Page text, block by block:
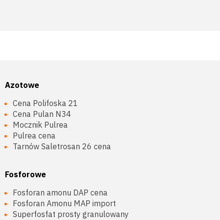
Azotowe
Cena Polifoska 21
Cena Pulan N34
Mocznik Pulrea
Pulrea cena
Tarnów Saletrosan 26 cena
Fosforowe
Fosforan amonu DAP cena
Fosforan Amonu MAP import
Superfosfat prosty granulowany